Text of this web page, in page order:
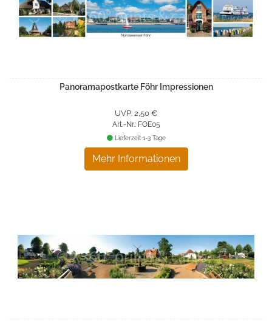
Panoramapostkarte Föhr Impressionen
UVP: 2,50 €
Art.-Nr.: FOE05
Mehr Informationen
Lieferzeit 1-3 Tage